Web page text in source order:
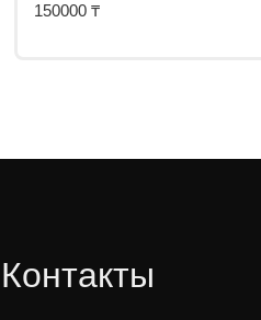
150000 ₸
Контакты